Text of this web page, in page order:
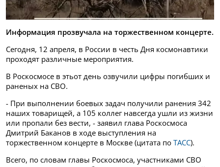
Информация прозвучала на торжественном концерте.
Сегодня, 12 апреля, в России в честь Дня космонавтики
проходят различные мероприятия.
В Роскосмосе в этьот день озвучили цифры погибших и
раненых на СВО.
- При выполнении боевых задач получили ранения 342
наших товарищей, а 105 коллег навсегда ушли из жизни
или пропали без вести, - заявил глава Роскосмоса
Дмитрий Баканов в ходе выступления на
торжественном концерте в Москве (цитата по ТАСС).
Всего, по словам главы Роскосмоса, участниками СВО